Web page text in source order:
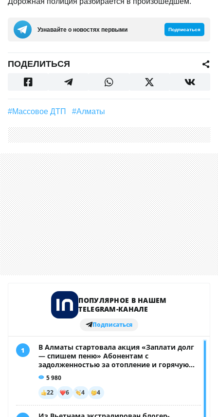
Узнавайте о новостях первыми Подписаться
ПОДЕЛИТЬСЯ
#Массовое ДТП #Алматы